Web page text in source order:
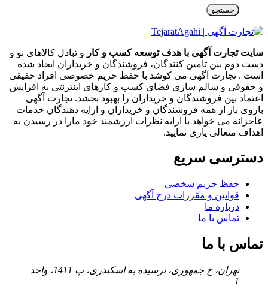
جستجو
سایت تجارت آگهی با هدف توسعه کسب و کار و تبادل کالاهای نو و
دست دوم بین تامین کنندگان، فروشندگان و خریداران ایجاد شده
است . تجارت آگهی می کوشد با حفظ حریم خصوصی افراد حقیقی
و حقوقی و سالم سازی فضای کسب و کارهای اینترنتی به افزایش
اعتماد بین فروشندگان و خریداران را بهبود بخشد. تجارت آگهی
باروی باز از همه فروشندگان و خریداران و ارایه دهندگان خدمات
عاجزانه می خواهد با ارایه نظرات ارزشمند خود مارا در رسیدن به
اهداف متعالی یاری نمایید.
دسترسی سریع
حفظ حریم شخصی
قوانین و مقررات درج آگهی
درباره ما
تماس با ما
تماس با ما
تهران، خ جمهوری، نرسیده به اسکندری، پ 1411، واحد
1